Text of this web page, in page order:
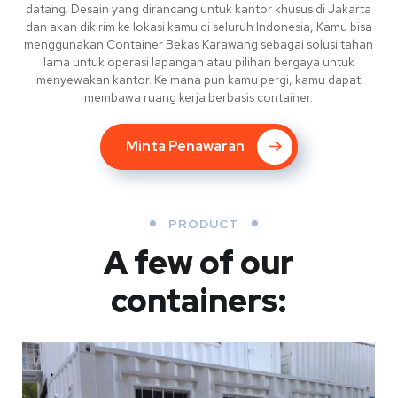
datang. Desain yang dirancang untuk kantor khusus di Jakarta
dan akan dikirim ke lokasi kamu di seluruh Indonesia, Kamu bisa
menggunakan Container Bekas Karawang sebagai solusi tahan
lama untuk operasi lapangan atau pilihan bergaya untuk
menyewakan kantor. Ke mana pun kamu pergi, kamu dapat
membawa ruang kerja berbasis container.
Minta Penawaran
PRODUCT
A few of our
containers: